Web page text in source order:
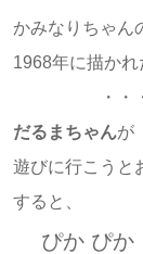
かみなりちゃん
1968年に描かれ
・・
だるまちゃんが
遊びに行こうと
すると、
ぴか ぴか